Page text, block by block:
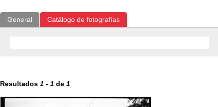
General Catálogo de fotografías
Resultados 1 - 1 de 1